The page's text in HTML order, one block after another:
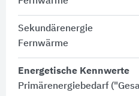
Sekundärenergie
Fernwärme
Energetische Kennwerte
Primärenergiebedarf